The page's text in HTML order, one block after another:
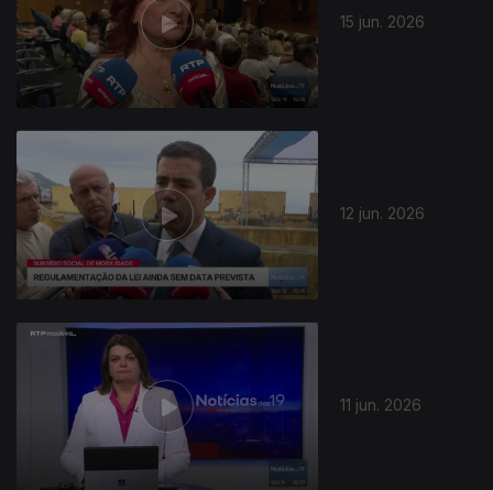
15 jun. 2026
12 jun. 2026
11 jun. 2026